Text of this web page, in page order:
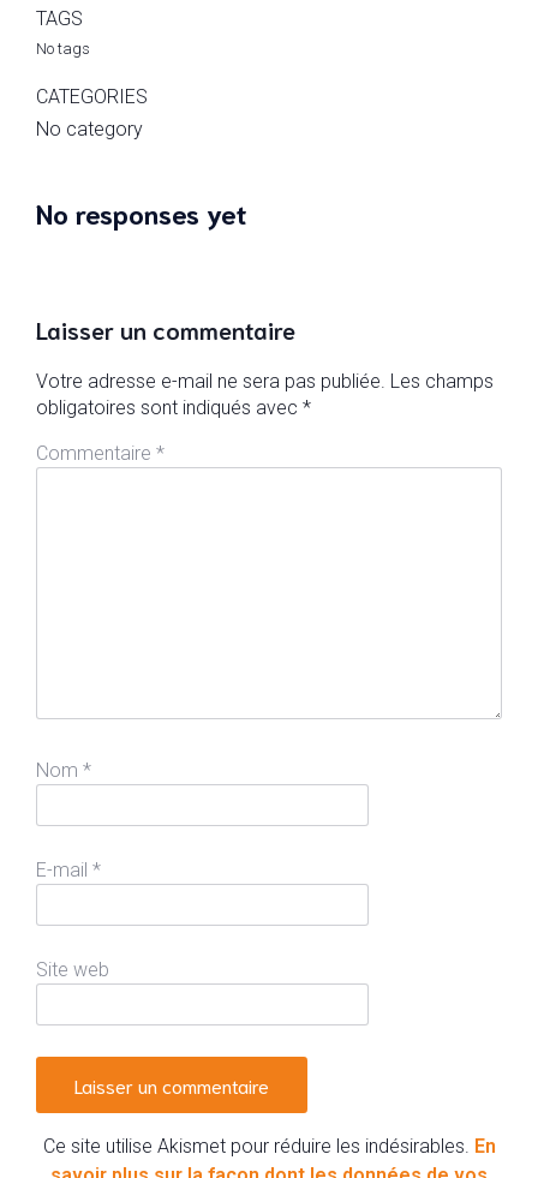
TAGS
No tags
CATEGORIES
No category
No responses yet
Laisser un commentaire
Votre adresse e-mail ne sera pas publiée. Les champs
obligatoires sont indiqués avec *
Commentaire *
Nom *
E-mail *
Site web
Ce site utilise Akismet pour réduire les indésirables. En